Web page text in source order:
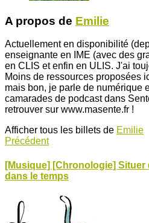
A propos de Emilie
Actuellement en disponibilité
enseignante en IME (avec des
en CLIS et enfin en ULIS. J'ai
Moins de ressources proposées
mais bon, je parle de numérique
camarades de podcast dans
retrouver sur www.masente.fr !
Afficher tous les billets de Emilie
Précédent
[Musique] [Chronologie]
dans le temps